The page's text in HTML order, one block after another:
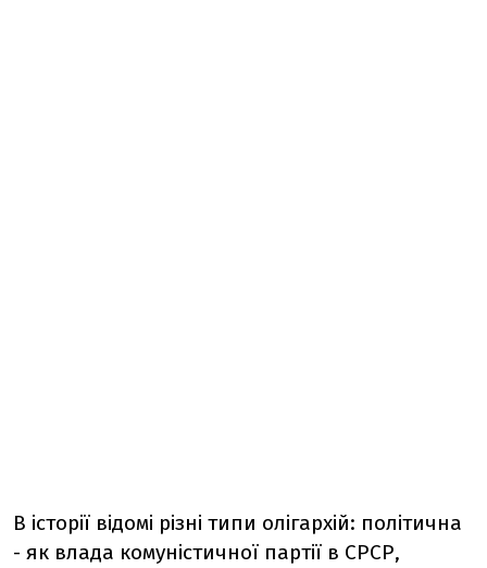
В історії відомі різні типи олігархій: політична
- як влада комуністичної партії в СРСР,